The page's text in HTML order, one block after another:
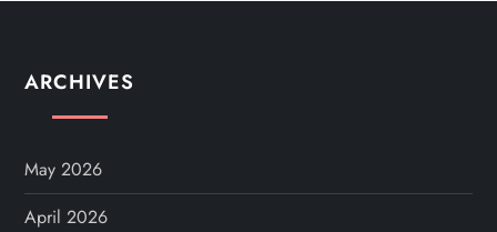
ARCHIVES
May 2026
April 2026